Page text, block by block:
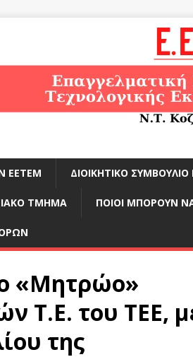
ΕΕΤΕΜ ΔΙΟΙΚΗΤΙΚΌ
ΤΜΉΜΑ ΠΟΙΟΙ ΜΠΟΡΟΎΝ
«Μητρώο»
Τ.Ε. του ΤΕΕ,
της